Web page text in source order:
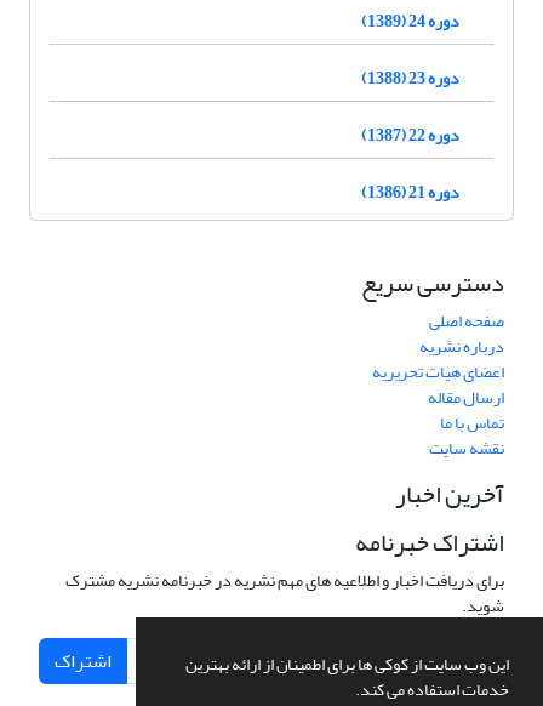
این وب سایت از کوکی ها برای اطمینان از ارائه بهترین
خدمات استفاده می کند.
دوره 24 (1389)
دوره 23 (1388)
دوره 22 (1387)
دوره 21 (1386)
دسترسی سریع
صفحه اصلی
درباره نشریه
اعضای هیات تحریریه
ارسال مقاله
تماس با ما
نقشه سایت
آخرین اخبار
اشتراک خبرنامه
برای دریافت اخبار و اطلاعیه های مهم نشریه در خبرنامه نشریه مشترک
شوید.
اشتراک